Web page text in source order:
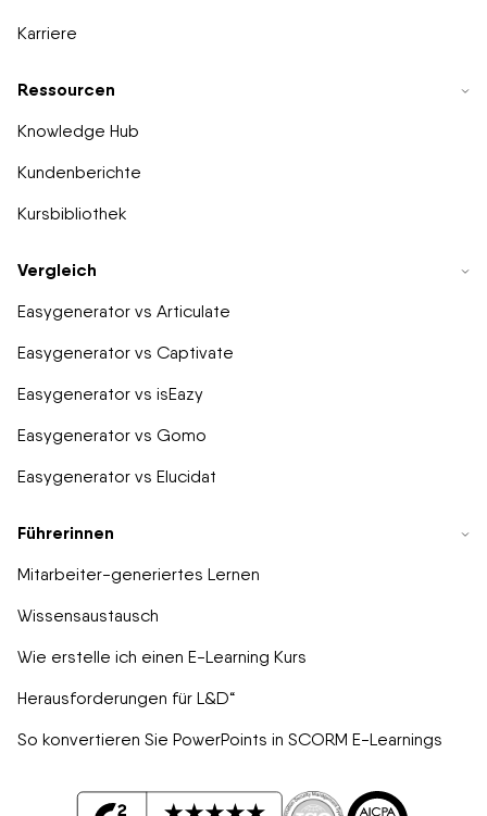
Karriere
Ressourcen
Knowledge Hub
Kundenberichte
Kursbibliothek
Vergleich
Easygenerator vs Articulate
Easygenerator vs Captivate
Easygenerator vs isEazy
Easygenerator vs Gomo
Easygenerator vs Elucidat
Führerinnen
Mitarbeiter-generiertes Lernen
Wissensaustausch
Wie erstelle ich einen E-Learning Kurs
Herausforderungen für L&D“
So konvertieren Sie PowerPoints in SCORM E-Learnings